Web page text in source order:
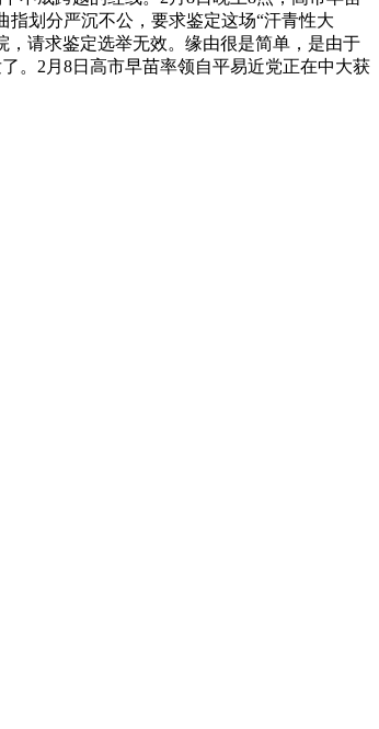
划分严沉不公，要求鉴定这场“汗青性大
请求鉴定选举无效。缘由很是简单，是由于
。2月8日高市早苗率领自平易近党正在中大获